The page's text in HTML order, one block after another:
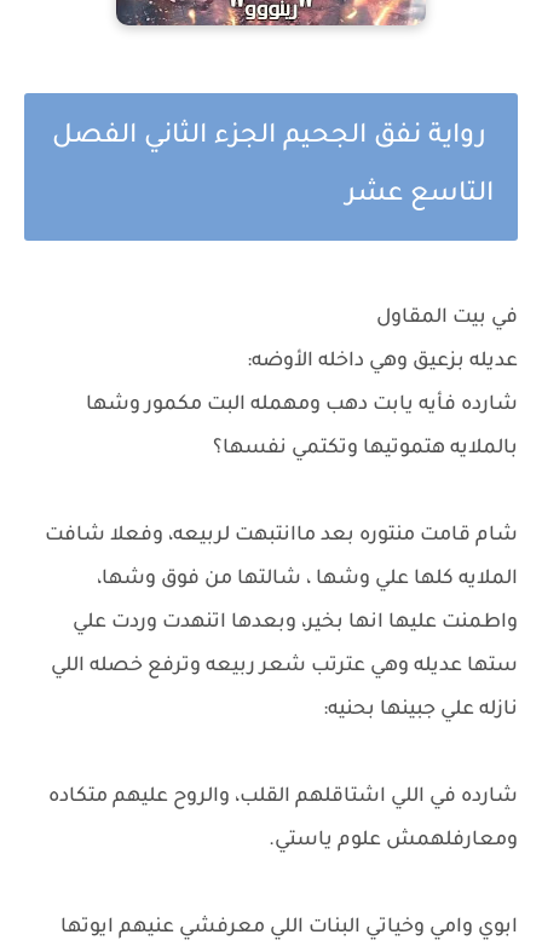
رواية نفق الجحيم الجزء الثاني الفصل
التاسع عشر
في بيت المقاول
عديله بزعيق وهي داخله الأوضه:
شارده فأيه يابت دهب ومهمله البت مكمور وشها
بالملايه هتموتيها وتكتمي نفسها؟
شام قامت منتوره بعد ماانتبهت لربيعه، وفعلا شافت
الملايه كلها علي وشها ، شالتها من فوق وشها،
واطمنت عليها انها بخير، وبعدها اتنهدت وردت علي
ستها عديله وهي عترتب شعر ربيعه وترفع خصله اللي
نازله علي جبينها بحنيه:
شارده في اللي اشتاقلهم القلب، والروح عليهم متكاده
ومعارفلهمش علوم ياستي.
ابوي وامي وخياتي البنات اللي معرفشي عنيهم ايوتها